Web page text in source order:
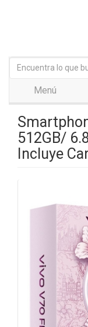
Menú
512GB/
Incluye